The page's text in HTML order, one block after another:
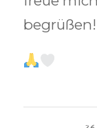
begrüßen!